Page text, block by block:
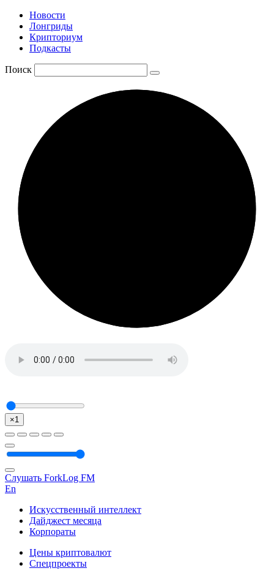
Новости
Лонгриды
Крипториум
Подкасты
Поиск
×1
Слушать ForkLog FM
En
Искусственный интеллект
Дайджест месяца
Корпораты
Цены криптовалют
Спецпроекты